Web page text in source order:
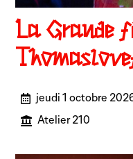
La Grande
jeudi 1 octobre
Atelier 210